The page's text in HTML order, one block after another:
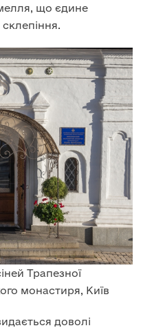
що єдине
склепіння.
Трапезної
монастиря, Київ
доволі